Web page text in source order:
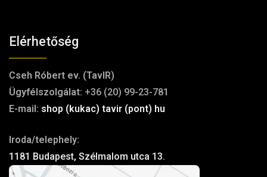
Elérhetőség
Cseh Róbert ev. (TavIR)
Ügyfélszolgálat: +36 (20) 99-23-781
E-mail: shop (kukac) tavir (pont) hu
Iroda/telephely:
1181 Budapest, Szélmalom utca 13.